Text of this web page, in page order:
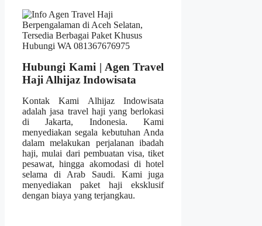
Hubungi Kami | Agen Travel
Haji Alhijaz Indowisata
Kontak Kami Alhijaz Indowisata
adalah jasa travel haji yang berlokasi
di Jakarta, Indonesia. Kami
menyediakan segala kebutuhan Anda
dalam melakukan perjalanan ibadah
haji, mulai dari pembuatan visa, tiket
pesawat, hingga akomodasi di hotel
selama di Arab Saudi. Kami juga
menyediakan paket haji eksklusif
dengan biaya yang terjangkau.